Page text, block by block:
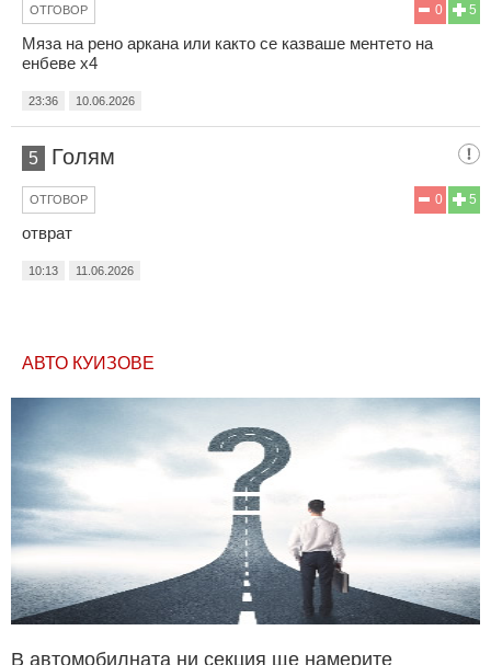
5
0
ОТГОВОР
Мяза на рено аркана или както се казваше ментето на
енбеве х4
23:36 10.06.2026
5 Голям
5
0
ОТГОВОР
отврат
10:13 11.06.2026
АВТО КУИЗОВЕ
В автомобилната ни секция ще намерите